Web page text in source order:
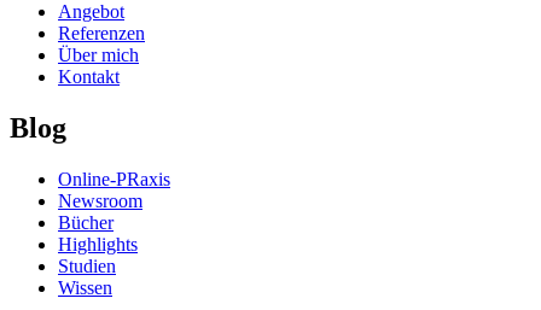
Angebot
Referenzen
Über mich
Kontakt
Blog
Online-PRaxis
Newsroom
Bücher
Highlights
Studien
Wissen